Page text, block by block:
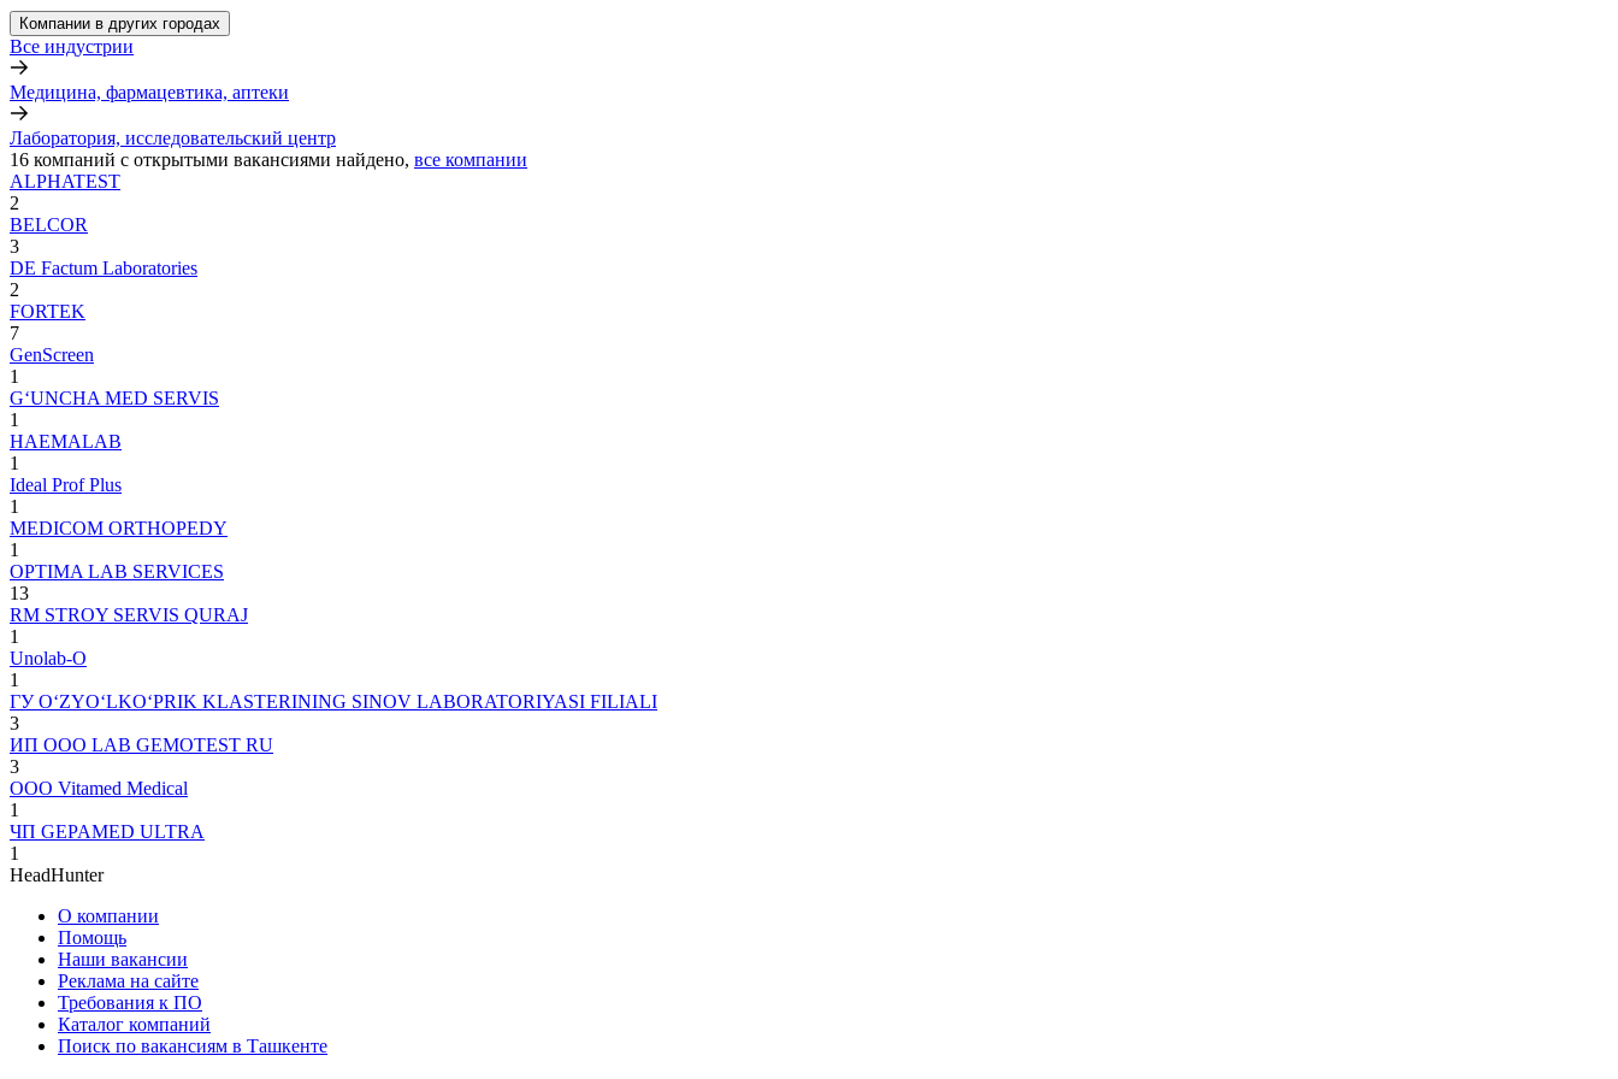
Компании в других городах
Все индустрии
Медицина, фармацевтика, аптеки
Лаборатория, исследовательский центр
16 компаний с открытыми вакансиями найдено, все компании
ALPHATEST
2
BELCOR
3
DE Factum Laboratories
2
FORTEK
7
GenScreen
1
G‘UNCHA MED SERVIS
1
HAEMALAB
1
Ideal Prof Plus
1
MEDICOM ORTHOPEDY
1
OPTIMA LAB SERVICES
13
RM STROY SERVIS QURAJ
1
Unolab-O
1
ГУ O‘ZYO‘LKO‘PRIK KLASTERINING SINOV LABORATORIYASI FILIALI
3
ИП ООО LAB GEMOTEST RU
3
ООО Vitamed Medical
1
ЧП GEPAMED ULTRA
1
HeadHunter
О компании
Помощь
Наши вакансии
Реклама на сайте
Требования к ПО
Каталог компаний
Поиск по вакансиям в Ташкенте